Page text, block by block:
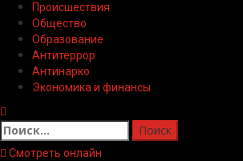
Происшествия
Общество
Образование
Антитеррор
Антинарко
Экономика и финансы
Найти:
Смотреть онлайн